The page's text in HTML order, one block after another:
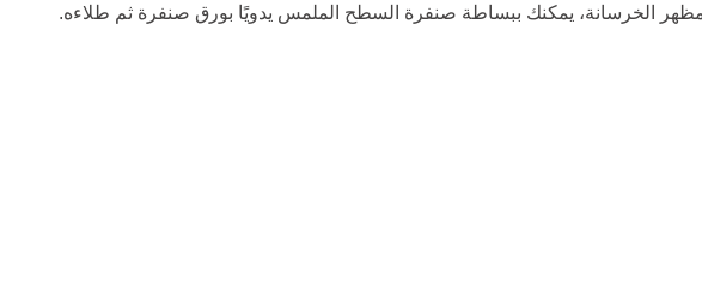
الخرسانة، يمكنك ببساطة صنفرة السطح الملمس يدويًا بورق صنفرة ثم طلاءه.